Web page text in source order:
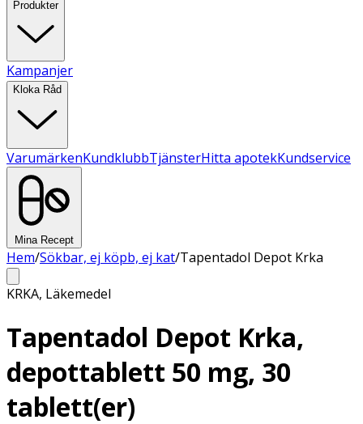
Produkter
Kampanjer
Kloka Råd
VarumärkenKundklubbTjänsterHitta apotekKundservice
Mina Recept
Hem/Sökbar, ej köpb, ej kat/Tapentadol Depot Krka
KRKA, Läkemedel
Tapentadol Depot Krka,
depottablett 50 mg, 30
tablett(er)